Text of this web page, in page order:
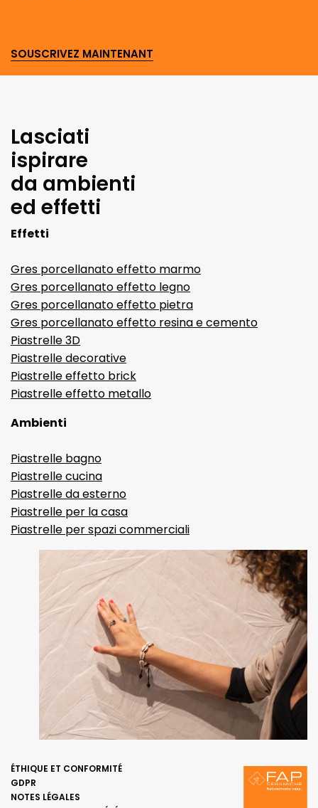
SOUSCRIVEZ MAINTENANT
Lasciati
ispirare
da ambienti
ed effetti
Effetti
Gres porcellanato effetto marmo
Gres porcellanato effetto legno
Gres porcellanato effetto pietra
Gres porcellanato effetto resina e cemento
Piastrelle 3D
Piastrelle decorative
Piastrelle effetto brick
Piastrelle effetto metallo
Ambienti
Piastrelle bagno
Piastrelle cucina
Piastrelle da esterno
Piastrelle per la casa
Piastrelle per spazi commerciali
ÉTHIQUE ET CONFORMITÉ
GDPR
NOTES LÉGALES